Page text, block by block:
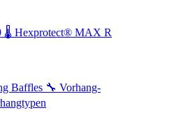
🌡️ Hexprotect® MAX R
Baffles 🔧 Vorhang-